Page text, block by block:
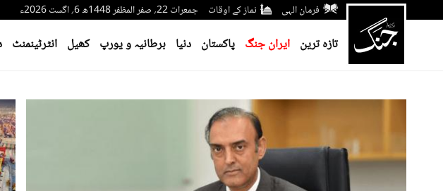
فرمان الہی نماز کے اوقات جمعرات 22؍ صفر المظفر 1448ھ 6؍ اگست 2026ء
تازہ ترین ایران جنگ پاکستان دنیا برطانیہ و یورپ کھیل انٹرٹینمنٹ